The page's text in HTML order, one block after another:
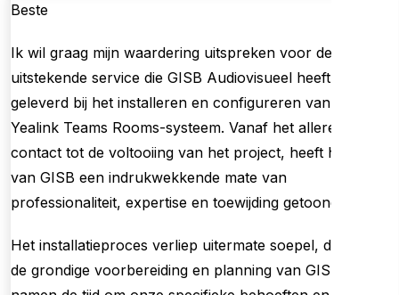
Beste
Ik wil graag mijn waardering uitspreken voor de
uitstekende service die GISB Audiovisueel heeft
geleverd bij het installeren en configureren van ons
Yealink Teams Rooms-systeem. Vanaf het allereerste
contact tot de voltooiing van het project, heeft het team
van GISB een indrukwekkende mate van
professionaliteit, expertise en toewijding getoond.
Het installatieproces verliep uitermate soepel, dankzij
de grondige voorbereiding en planning van GISB. Ze